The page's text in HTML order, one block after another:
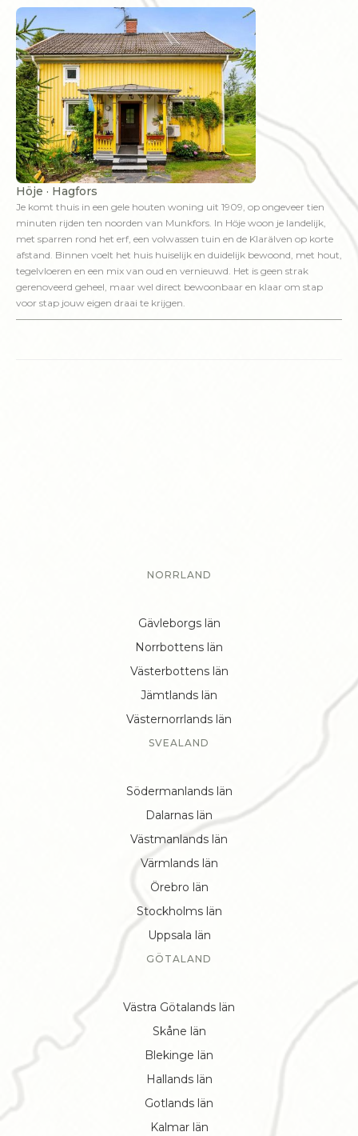
Höje · Hagfors
Je komt thuis in een gele houten woning uit 1909, op ongeveer tien
minuten rijden ten noorden van Munkfors. In Höje woon je landelijk,
met sparren rond het erf, een volwassen tuin en de Klarälven op korte
afstand. Binnen voelt het huis huiselijk en duidelijk bewoond, met hout,
tegelvloeren en een mix van oud en vernieuwd. Het is geen strak
gerenoveerd geheel, maar wel direct bewoonbaar en klaar om stap
voor stap jouw eigen draai te krijgen.
NORRLAND
Gävleborgs län
Norrbottens län
Västerbottens län
Jämtlands län
Västernorrlands län
SVEALAND
Södermanlands län
Dalarnas län
Västmanlands län
Värmlands län
Örebro län
Stockholms län
Uppsala län
GÖTALAND
Västra Götalands län
Skåne län
Blekinge län
Hallands län
Gotlands län
Kalmar län